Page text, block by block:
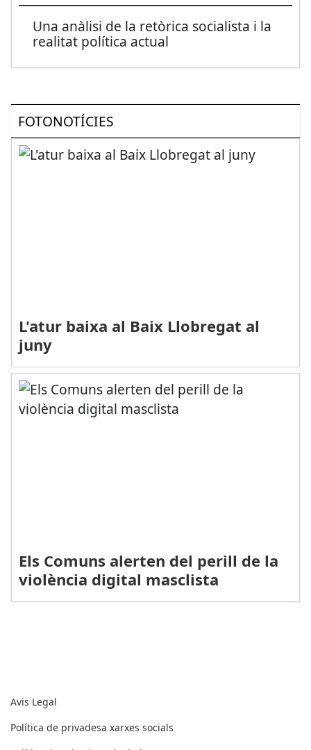
Una anàlisi de la retòrica socialista i la
realitat política actual
FOTONOTÍCIES
L'atur baixa al Baix Llobregat al
juny
Els Comuns alerten del perill de la
violència digital masclista
Avis Legal
Política de privadesa xarxes socials